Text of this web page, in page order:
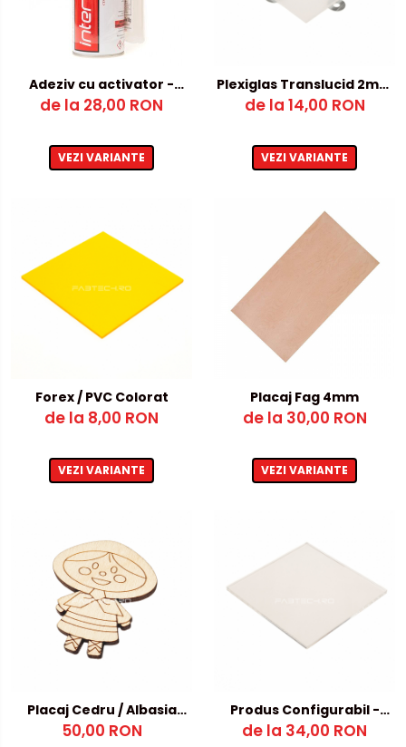
Adeziv cu activator -
cianoacrilat
de la 28,00 RON
VEZI VARIANTE
Plexiglas Translucid 2mm
– 250x250mm
de la 14,00 RON
VEZI VARIANTE
Forex / PVC Colorat
de la 8,00 RON
VEZI VARIANTE
Placaj Fag 4mm
de la 30,00 RON
VEZI VARIANTE
Placaj Cedru / Albasia
4mm
50,00 RON
Produs Configurabil -
dimensiuni atipice
de la 34,00 RON